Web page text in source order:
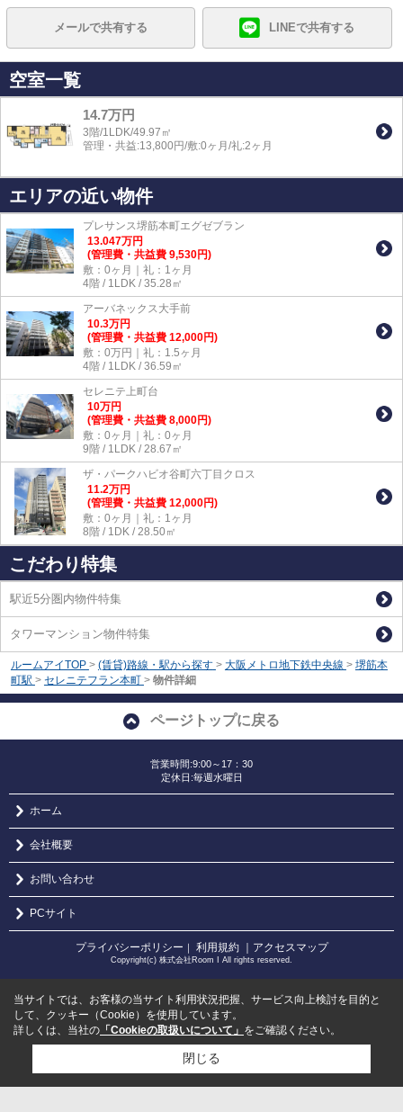
メールで共有する LINEで共有する
空室一覧
14.7万円
3階/1LDK/49.97㎡
管理・共益:13,800円/敷:0ヶ月/礼:2ヶ月
エリアの近い物件
プレサンス堺筋本町エグゼブラン
13.047万円
(管理費・共益費 9,530円)
敷：0ヶ月｜礼：1ヶ月
4階 / 1LDK / 35.28㎡
アーバネックス大手前
10.3万円
(管理費・共益費 12,000円)
敷：0万円｜礼：1.5ヶ月
4階 / 1LDK / 36.59㎡
セレニテ上町台
10万円
(管理費・共益費 8,000円)
敷：0ヶ月｜礼：0ヶ月
9階 / 1LDK / 28.67㎡
ザ・パークハビオ谷町六丁目クロス
11.2万円
(管理費・共益費 12,000円)
敷：0ヶ月｜礼：1ヶ月
8階 / 1DK / 28.50㎡
こだわり特集
駅近5分圏内物件特集
タワーマンション物件特集
ルームアイTOP > (賃貸)路線・駅から探す > 大阪メトロ地下鉄中央線 > 堺筋本
町駅 > セレニテフラン本町 > 物件詳細
ページトップに戻る
営業時間:9:00～17：30
定休日:毎週水曜日
ホーム
会社概要
お問い合わせ
PCサイト
プライバシーポリシー ｜ 利用規約 ｜アクセスマップ
Copyright(c) 株式会社Room I All rights reserved.
当サイトでは、お客様の当サイト利用状況把握、サービス向上検討を目的と
して、クッキー（Cookie）を使用しています。
詳しくは、当社の 「Cookieの取扱いについて」 をご確認ください。
閉じる